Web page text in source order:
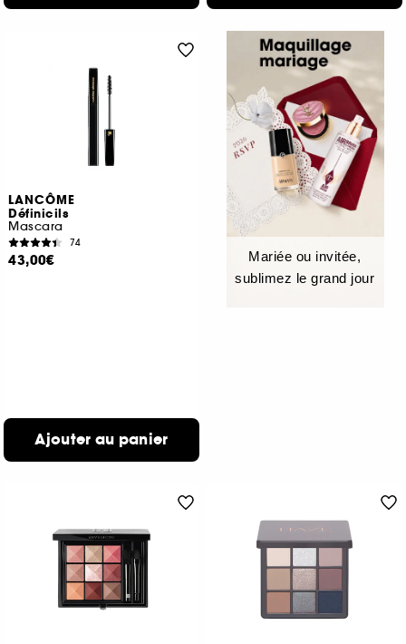
LANCÔME
Définicils
Mascara
74
43,00€
Ajouter au panier
Mariée ou invitée,
sublimez le grand jour